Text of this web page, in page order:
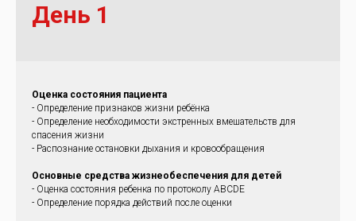
День 1
Оценка состояния пациента
- Определение признаков жизни ребёнка
- Определение необходимости экстренных вмешательств для
спасения жизни
- Распознание остановки дыхания и кровообращения
Основные средства жизнеобеспечения для детей
- Оценка состояния ребенка по протоколу ABCDE
- Определение порядка действий после оценки